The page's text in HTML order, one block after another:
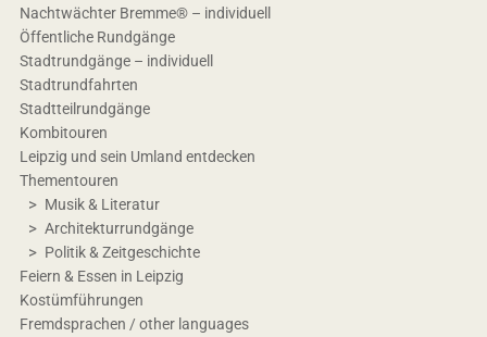
Nachtwächter Bremme® – individuell
Öffentliche Rundgänge
Stadtrundgänge – individuell
Stadtrundfahrten
Stadtteilrundgänge
Kombitouren
Leipzig und sein Umland entdecken
Thementouren
Musik & Literatur
Architekturrundgänge
Politik & Zeitgeschichte
Feiern & Essen in Leipzig
Kostümführungen
Fremdsprachen / other languages